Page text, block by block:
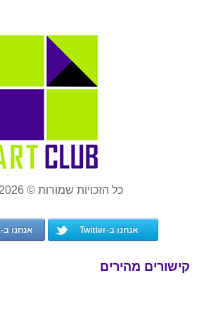
כל הזכויות שמורות © 2014-2026
אנחנו ב-Twitter אנחנו ב-Facebook
קישורים מהירים